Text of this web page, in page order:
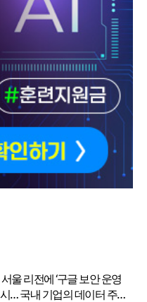
울 리전에 ‘구글 보안 운영
… 국내 기업의 데이터 주권